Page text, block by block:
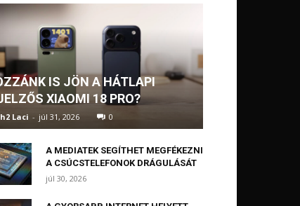
IS JÖN A HÁTLAPI
XIAOMI 18 PRO?
Laci - júl 31, 2026 0
A MEDIATEK SEGÍTHET MEGFÉKEZNI
A CSÚCSTELEFONOK DRÁGULÁSÁT
júl 30, 2026